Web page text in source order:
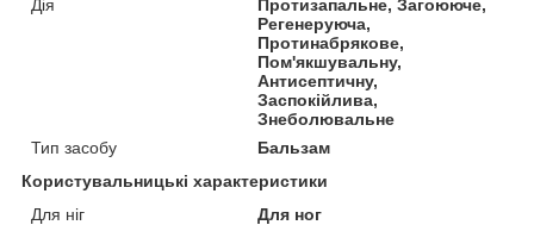
Дія
Протизапальне, Загоююче,
Регенеруюча,
Протинабрякове,
Пом'якшувальну,
Антисептичну,
Заспокійлива,
Знеболювальне
Тип засобу
Бальзам
Користувальницькі характеристики
Для ніг
Для ног